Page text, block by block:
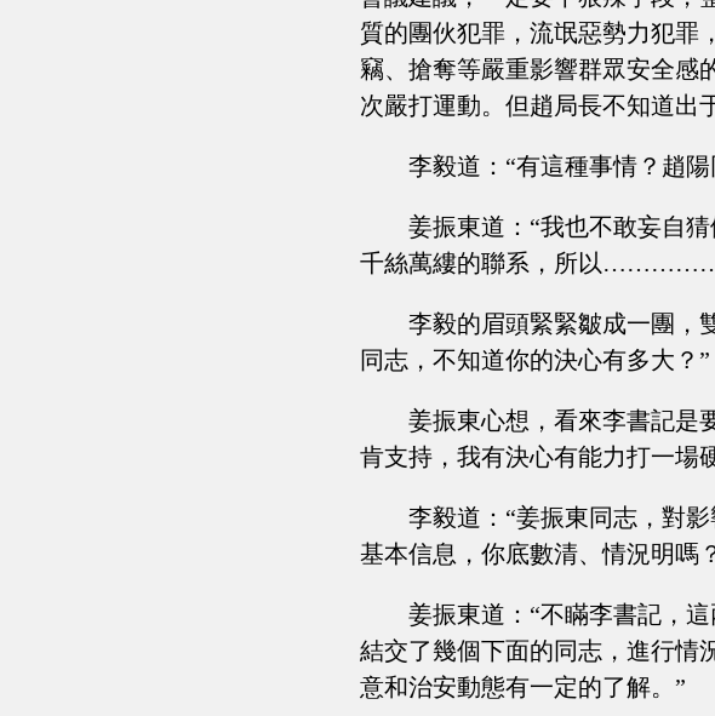
質的團伙犯罪，流氓惡勢力犯罪
竊、搶奪等嚴重影響群眾安全感
次嚴打運動。但趙局長不知道出
李毅道：“有這種事情？趙
姜振東道：“我也不敢妄自
千絲萬縷的聯系，所以
李毅的眉頭緊緊皺成一團，
同志，不知道你的決心有多大？”
姜振東心想，看來李書記是
肯支持，我有決心有能力打一場
李毅道：“姜振東同志，對
基本信息，你底數清、情況明嗎
姜振東道：“不瞞李書記，
結交了幾個下面的同志，進行情
意和治安動態有一定的了解。”